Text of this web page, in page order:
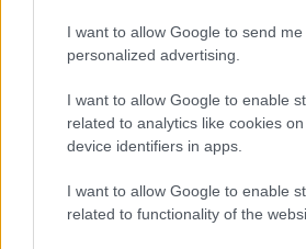
I want to allow Google to send me
personalized advertising.
I want to allow Google to enable
related to analytics like cookies
device identifiers in apps.
I want to allow Google to enable
related to functionality of the
iPhone que combina contigo